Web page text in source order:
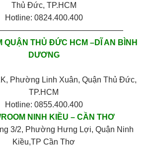
Thủ Đức, TP.HCM
Hotline: 0824.400.400
QUẬN THỦ ĐỨC HCM –DĨ AN BÌNH
DƯƠNG
Phường Linh Xuân, Quận Thủ Đức,
TP.HCM
Hotline: 0855.400.400
NINH KIỀU – CẦN THƠ
3/2, Phường Hưng Lợi, Quận Ninh
Kiều,TP Cần Thơ